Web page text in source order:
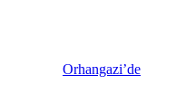
Orhangazi’de